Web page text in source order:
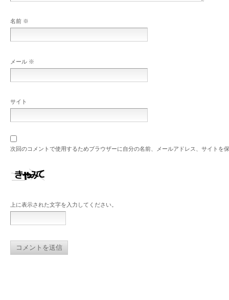
名前 ※
メール ※
サイト
次回のコメントで使用するためブラウザーに自分の名前、メールアドレス、サイトを
上に表示された文字を入力してください。